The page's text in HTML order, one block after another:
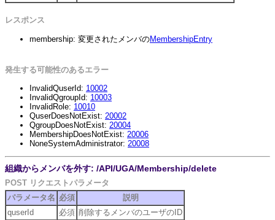
レスポンス
membership: 変更されたメンバのMembershipEntry
発生する可能性のあるエラー
InvalidQuserId: 10002
InvalidQgroupId: 10003
InvalidRole: 10010
QuserDoesNotExist: 20002
QgroupDoesNotExist: 20004
MembershipDoesNotExist: 20006
NoneSystemAdministrator: 20008
組織からメンバを外す: /API/UGA/Membership/delete
POST リクエストパラメータ
パラメータ名 必須
説明
quserId
必須 削除するメンバのユーザのID